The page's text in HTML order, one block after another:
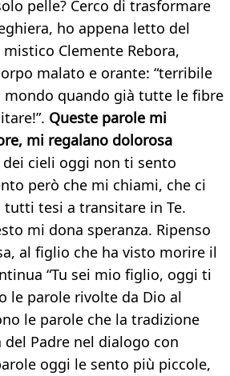
pelle? Cerco di trasformare
ho appena letto del
Clemente Rebora,
malato e orante: “terribile
quando già tutte le fibre
Queste parole mi
mi regalano dolorosa
dei cieli oggi non ti sento
però che mi chiami, che ci
tutti tesi a transitare in Te.
mi dona speranza. Ripenso
al figlio che ha visto morire il
“Tu sei mio figlio, oggi ti
le parole rivolte da Dio al
le parole che la tradizione
Padre nel dialogo con
oggi le sento più piccole,